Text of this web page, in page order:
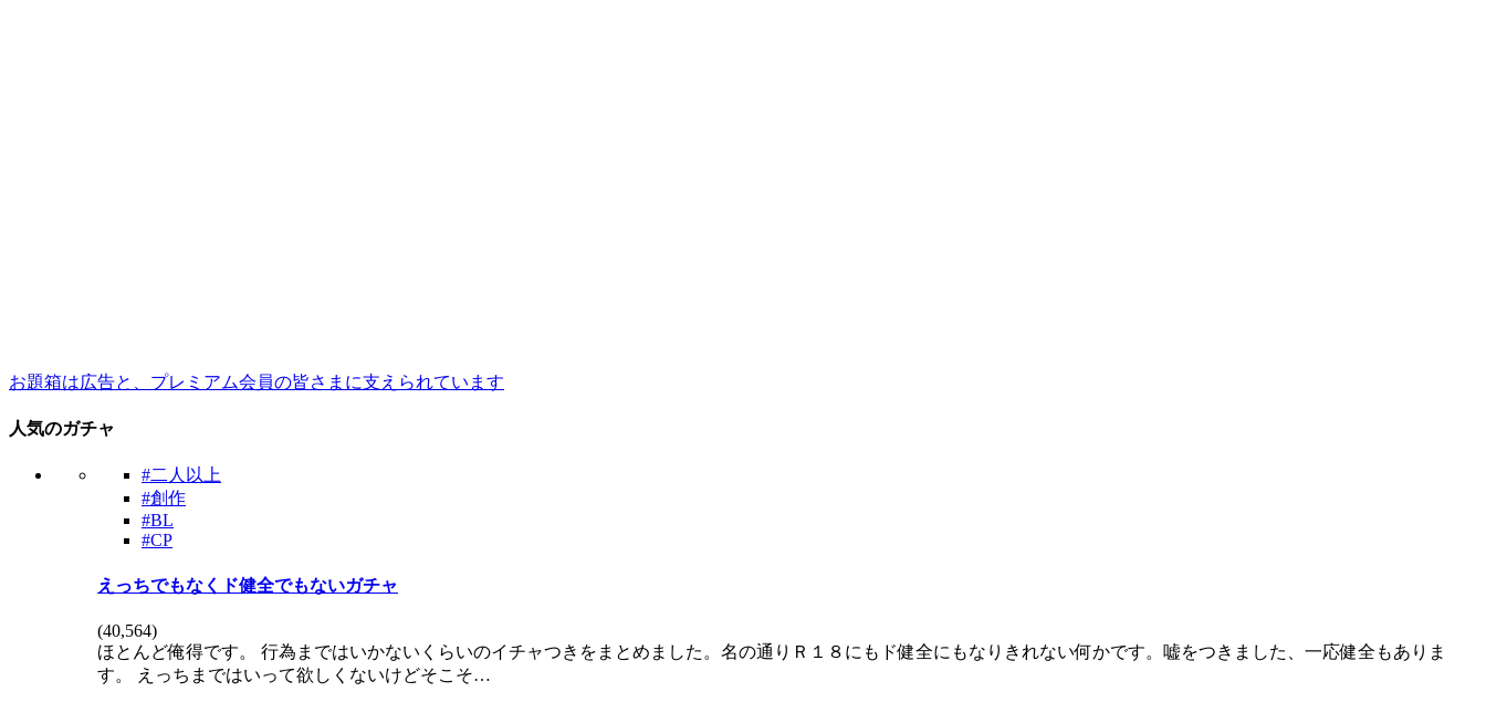
お題箱は広告と、プレミアム会員の皆さまに支えられています
人気のガチャ
#二人以上
#創作
#BL
#CP
えっちでもなくド健全でもないガチャ
(40,564)
ほとんど俺得です。 行為まではいかないくらいのイチャつきをまとめました。名の通りＲ１８にもド健全にもなりきれない何かです。嘘をつきました、一応健全もありま
す。 えっちまではいって欲しくないけどそこそ…